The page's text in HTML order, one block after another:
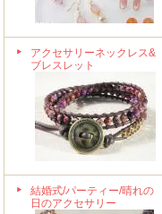
アクセサリーネックレス&
ブレスレット
結婚式/パーティー/晴れの
日のアクセサリー